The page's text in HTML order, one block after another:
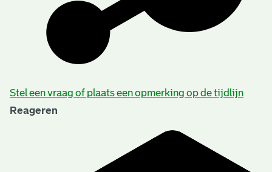
Stel een vraag of plaats een opmerking op de tijdlijn
Reageren